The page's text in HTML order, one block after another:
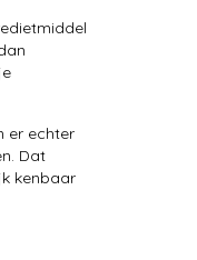
er echter
Dat
kenbaar